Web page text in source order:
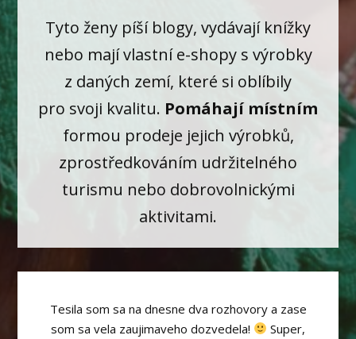
Tyto ženy píší blogy, vydávají knížky
nebo mají vlastní e-shopy s výrobky
z daných zemí, které si oblíbily
pro svoji kvalitu. Pomáhají místním
formou prodeje jejich výrobků,
zprostředkováním udržitelného
turismu nebo dobrovolnickými
aktivitami.
Tesila som sa na dnesne dva rozhovory a zase
som sa vela zaujimaveho dozvedela!
Super,